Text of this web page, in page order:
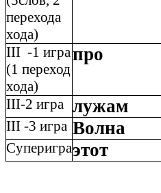
перехода
хода)
III -1 игра
(1 переход
хода)
про
III-2 игра лужам
III -3 игра Волна
Cупериграэтот